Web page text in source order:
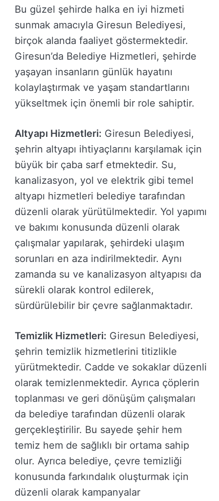
Bu güzel şehirde halka en iyi hizmeti
sunmak amacıyla Giresun Belediyesi,
birçok alanda faaliyet göstermektedir.
Giresun’da Belediye Hizmetleri, şehirde
yaşayan insanların günlük hayatını
kolaylaştırmak ve yaşam standartlarını
yükseltmek için önemli bir role sahiptir.
Altyapı Hizmetleri: Giresun Belediyesi,
şehrin altyapı ihtiyaçlarını karşılamak için
büyük bir çaba sarf etmektedir. Su,
kanalizasyon, yol ve elektrik gibi temel
altyapı hizmetleri belediye tarafından
düzenli olarak yürütülmektedir. Yol yapımı
ve bakımı konusunda düzenli olarak
çalışmalar yapılarak, şehirdeki ulaşım
sorunları en aza indirilmektedir. Aynı
zamanda su ve kanalizasyon altyapısı da
sürekli olarak kontrol edilerek,
sürdürülebilir bir çevre sağlanmaktadır.
Temizlik Hizmetleri: Giresun Belediyesi,
şehrin temizlik hizmetlerini titizlikle
yürütmektedir. Cadde ve sokaklar düzenli
olarak temizlenmektedir. Ayrıca çöplerin
toplanması ve geri dönüşüm çalışmaları
da belediye tarafından düzenli olarak
gerçekleştirilir. Bu sayede şehir hem
temiz hem de sağlıklı bir ortama sahip
olur. Ayrıca belediye, çevre temizliği
konusunda farkındalık oluşturmak için
düzenli olarak kampanyalar